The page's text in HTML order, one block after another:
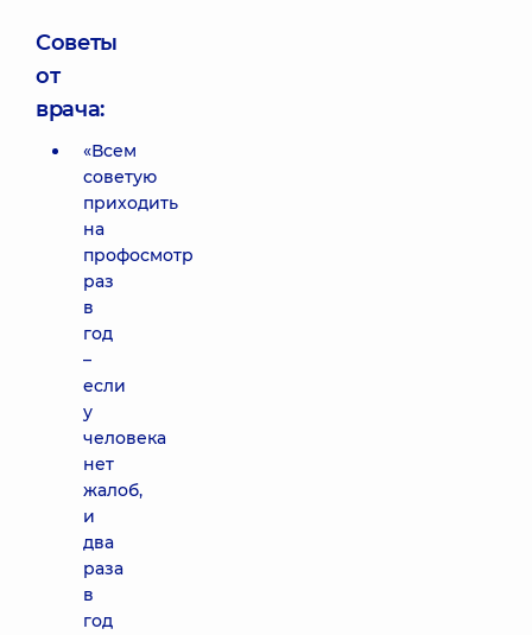
Советы
от
врача:
«Всем
советую
приходить
на
профосмотр
раз
в
год
–
если
у
человека
нет
жалоб,
и
два
раза
в
год